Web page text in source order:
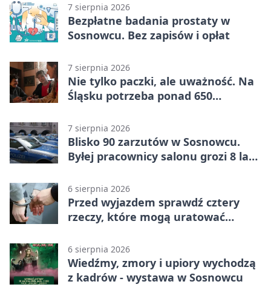
7 sierpnia 2026
Bezpłatne badania prostaty w
Sosnowcu. Bez zapisów i opłat
7 sierpnia 2026
Nie tylko paczki, ale uważność. Na
Śląsku potrzeba ponad 650
7 sierpnia 2026
Blisko 90 zarzutów w Sosnowcu.
Byłej pracownicy salonu grozi 8 lat
6 sierpnia 2026
Przed wyjazdem sprawdź cztery
rzeczy, które mogą uratować
6 sierpnia 2026
Wiedźmy, zmory i upiory wychodzą
z kadrów - wystawa w Sosnowcu